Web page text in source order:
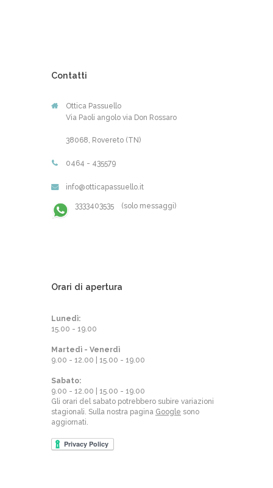
Contatti
Ottica Passuello
Via Paoli angolo via Don Rossaro
38068, Rovereto (TN)
0464 - 435579
info@otticapassuello.it
3333403535 (solo messaggi)
Orari di apertura
Lunedì:
15.00 - 19.00
Martedì - Venerdì
9.00 - 12.00 | 15.00 - 19.00
Sabato:
9.00 - 12.00 | 15.00 - 19.00
Gli orari del sabato potrebbero subire variazioni
stagionali. Sulla nostra pagina Google sono
aggiornati.